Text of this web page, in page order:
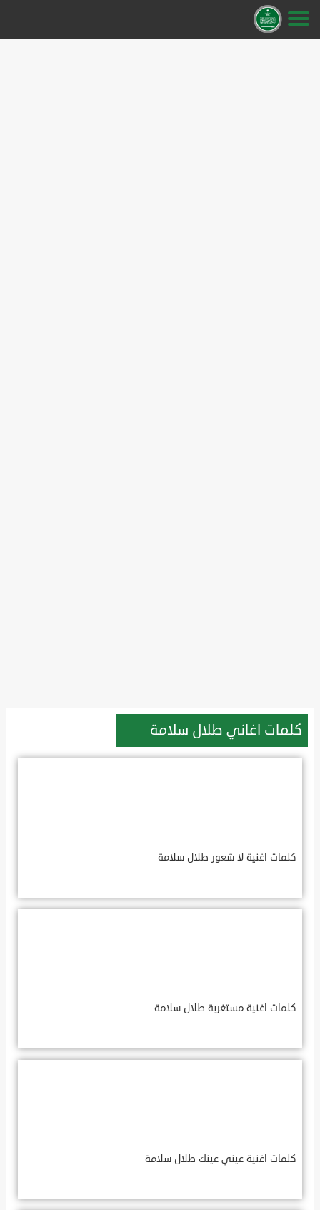
كلمات اغاني طلال سلامة
كلمات اغنية لا شعور طلال سلامة
كلمات اغنية مستغربة طلال سلامة
كلمات اغنية عيني عينك طلال سلامة